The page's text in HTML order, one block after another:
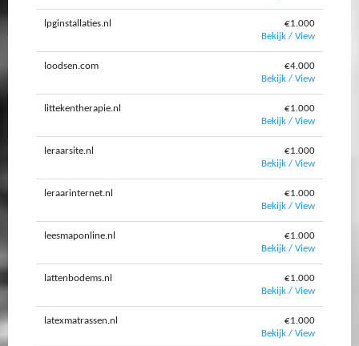
lpginstallaties.nl
€1.000
Bekijk / View
loodsen.com
€4.000
Bekijk / View
littekentherapie.nl
€1.000
Bekijk / View
leraarsite.nl
€1.000
Bekijk / View
leraarinternet.nl
€1.000
Bekijk / View
leesmaponline.nl
€1.000
Bekijk / View
lattenbodems.nl
€1.000
Bekijk / View
latexmatrassen.nl
€1.000
Bekijk / View